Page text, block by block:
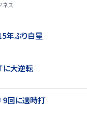
ネス
年ぶり白星
大逆転
9回に適時打